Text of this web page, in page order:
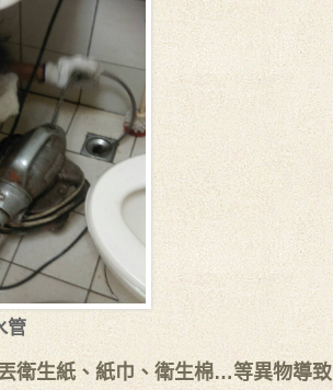
管
衛生紙、紙巾、衛生棉…等異物導致